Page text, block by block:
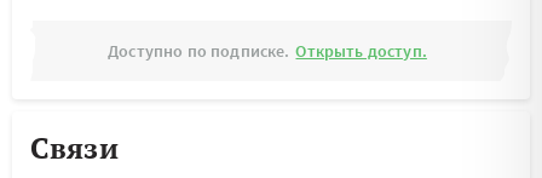
Доступно по подписке. Открыть доступ.
Связи